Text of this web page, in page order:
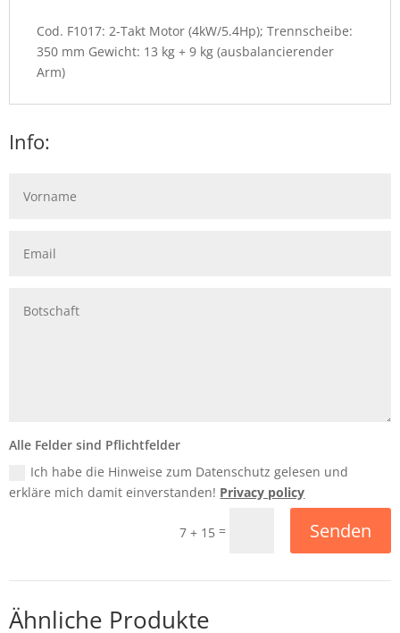
Cod. F1017: 2-Takt Motor (4kW/5.4Hp); Trennscheibe:
350 mm Gewicht: 13 kg + 9 kg (ausbalancierender
Arm)
Info:
Alle Felder sind Pflichtfelder
Ich habe die Hinweise zum Datenschutz gelesen und
erkläre mich damit einverstanden! Privacy policy
7 + 15 = Senden
Ähnliche Produkte